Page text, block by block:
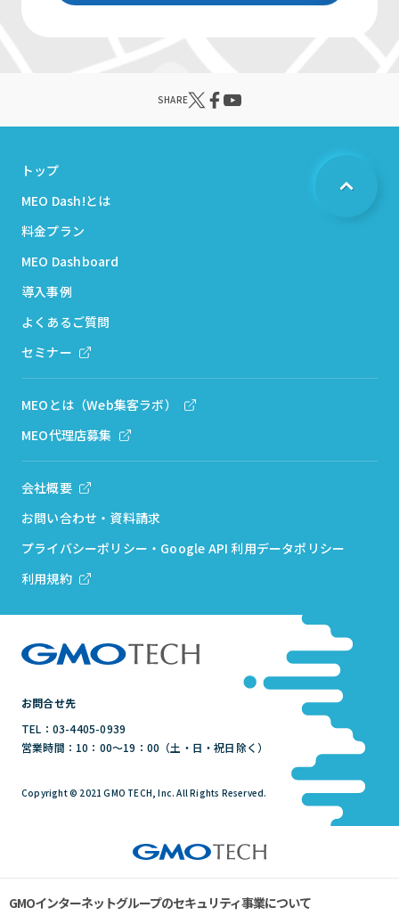
SHARE
お問合せ先
TEL：03-4405-0939
営業時間：10：00～19：00（土・日・祝日除く）
トップ
MEO Dash!とは
料金プラン
MEO Dashboard
導入事例
よくあるご質問
セミナー
MEOとは（Web集客ラボ）
MEO代理店募集
会社概要
お問い合わせ・資料請求
プライバシーポリシー・Google API 利用データポリシー
利用規約
Copyright © 2021 GMO TECH, Inc. All Rights Reserved.
GMOインターネットグループのセキュリティ事業について